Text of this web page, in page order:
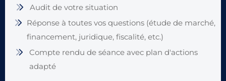
Audit de votre situation
Réponse à toutes vos questions (étude de marché,
financement, juridique, fiscalité, etc.)
Compte rendu de séance avec plan d'actions
adapté